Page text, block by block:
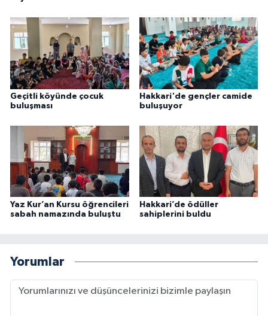
Geçitli köyünde çocuk
buluşması
Hakkari'de gençler camide
buluşuyor
Yaz Kur’an Kursu öğrencileri
sabah namazında buluştu
Hakkari’de ödüller
sahiplerini buldu
Yorumlar
Konya Müftülüğü
Kütahya Müftülüğü
Malatya Müftülüğü
Mardin Müftülüğü
Mersin Müftülüğü
Muğla Müftülüğü
Nevşehir Müftülüğü
Niğde Müftülüğü